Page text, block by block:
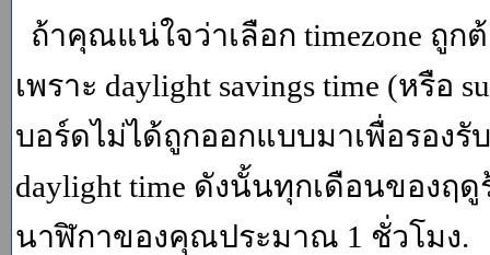
ถ้าคุณแน่ใจว่าเลือก timezone ถู
เพราะ daylight savings time (หรือ
บอร์ดไม่ได้ถูกออกแบบมาเพื่อรอง
daylight time ดังนั้นทุกเดือนของฤ
นาฬิกาของคุณประมาณ 1 ชั่วโมง.